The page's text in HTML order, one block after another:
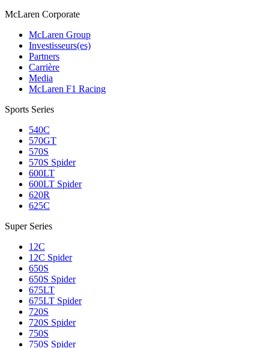
McLaren Corporate
McLaren Group
Investisseurs(es)
Partners
Carrière
Media
McLaren F1 Racing
Sports Series
540C
570GT
570S
570S Spider
600LT
600LT Spider
620R
625C
Super Series
12C
12C Spider
650S
650S Spider
675LT
675LT Spider
720S
720S Spider
750S
750S Spider